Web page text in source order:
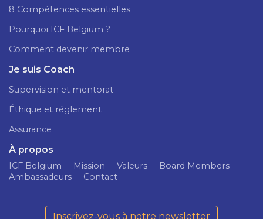
8 Compétences essentielles
Pourquoi ICF Belgium ?
Comment devenir membre
Je suis Coach
Supervision et mentorat
Éthique et réglement
Assurance
À propos
ICF Belgium Mission Valeurs
Board Members
Ambassadeurs
Contact
Inscrivez-vous à notre newsletter